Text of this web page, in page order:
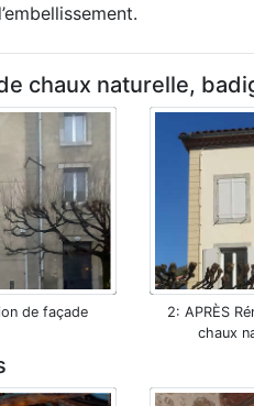
chaux naturelle,
de façade
APRÈS
chaux